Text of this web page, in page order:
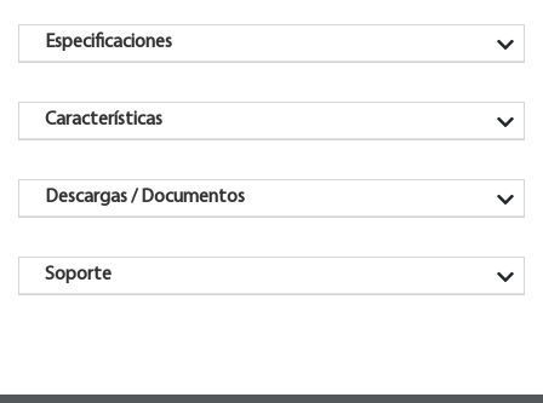
Especificaciones
Características
Descargas / Documentos
Soporte